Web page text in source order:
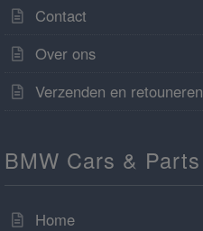
Contact
Over ons
Verzenden en retouneren
BMW Cars & Parts
Home